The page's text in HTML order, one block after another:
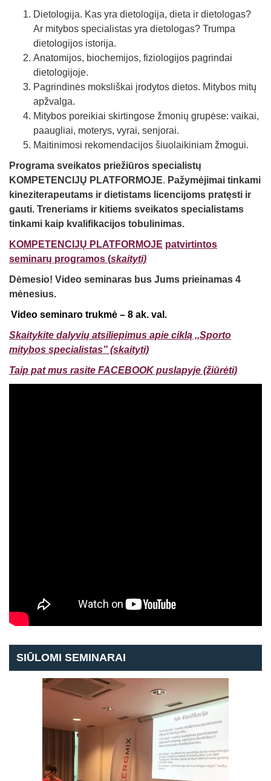
Dietologija. Kas yra dietologija, dieta ir dietologas?
Ar mitybos specialistas yra dietologas? Trumpa
dietologijos istorija.
Anatomijos, biochemijos, fiziologijos pagrindai
dietologijoje.
Pagrindinės moksliškai įrodytos dietos. Mitybos mitų
apžvalga.
Mitybos poreikiai skirtingose žmonių grupėse: vaikai,
paaugliai, moterys, vyrai, senjorai.
Maitinimosi rekomendacijos šiuolaikiniam žmogui.
Programa sveikatos priežiūros specialistų
KOMPETENCIJŲ PLATFORMOJE. Pažymėjimai tinkami
kineziterapeutams ir dietistams licencijoms pratęsti ir
gauti. Treneriams ir kitiems sveikatos specialistams
tinkami kaip kvalifikacijos tobulinimas.
KOMPETENCIJŲ PLATFORMOJE patvirtintos
seminarų programos (skaityti)
Dėmesio! Video seminaras bus Jums prieinamas 4
mėnesius.
Video seminaro trukmė – 8 ak. val.
Skaitykite dalyvių atsiliepimus apie ciklą ,,Sporto
mitybos specialistas” (skaityti)
Taip pat mus rasite FACEBOOK puslapyje (žiūrėti)
SIŪLOMI SEMINARAI